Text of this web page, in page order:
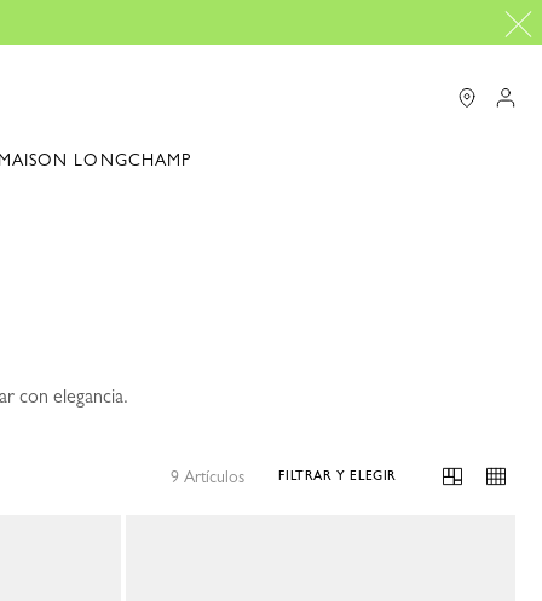
LONGCHAMP
con elegancia.
9 Artículos FILTRAR Y ELEGIR